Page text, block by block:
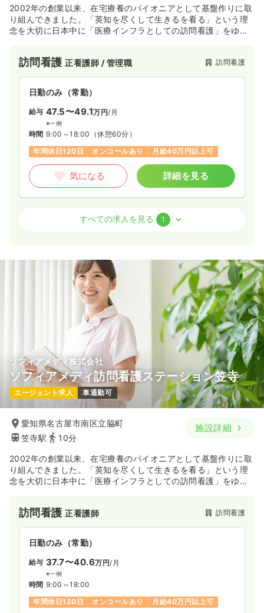
2002年の創業以来、在宅療養のパイオニアとして基盤作りに取
り組んできました。「英知を尽くして生きるを看る」という理
念を大切に日本中に「医療インフラとしての訪問看護」をゆき
す。
訪問看護正看護師 / 管理職 訪問看護
日勤のみ（常勤）
給与 47.5〜49.1万円/月
※一例
時間 9:00～18:00 （休憩60分）
年間休日120日
オンコールあり 月給40万円以上可
気になる 詳細を見る
正看護師
37.7〜40.6万円 /月
9:00～18:00
年間休日120日
オンコールあり 月給40万円以上可
気になる 詳細を見る
すべての求人を見る 1
ソフィアメディ株式会社
ソフィアメディ訪問看護ステーション笠寺
エージェント求人 車通勤可
愛知県名古屋市南区立脇町
笠寺駅
10分
施設詳細
2002年の創業以来、在宅療養のパイオニアとして基盤作りに取
り組んできました。「英知を尽くして生きるを看る」という理
念を大切に日本中に「医療インフラとしての訪問看護」をゆき
す。
訪問看護正看護師 訪問看護
日勤のみ（常勤）
給与 37.7〜40.6万円/月
※一例
時間 9:00～18:00
年間休日120日
オンコールあり 月給40万円以上可